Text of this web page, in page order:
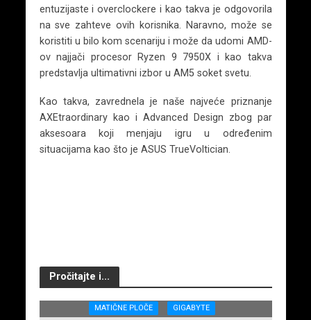
entuzijaste i overclockere i kao takva je odgovorila
na sve zahteve ovih korisnika. Naravno, može se
koristiti u bilo kom scenariju i može da udomi AMD-
ov najjači procesor Ryzen 9 7950X i kao takva
predstavlja ultimativni izbor u AM5 soket svetu.
Kao takva, zavrednela je naše najveće priznanje
AXEtraordinary kao i Advanced Design zbog par
aksesoara koji menjaju igru u određenim
situacijama kao što je ASUS TrueVoltician.
Pročitajte i...
MATIČNE PLOČE GIGABYTE